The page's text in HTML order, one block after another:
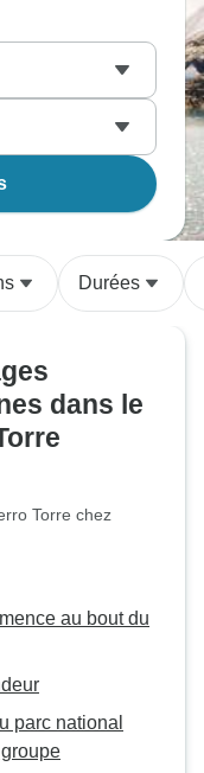
Durées
dans le
Torre chez
au bout du
parc national